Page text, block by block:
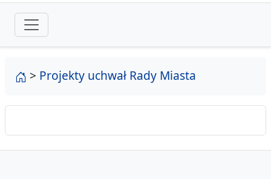
strona główna
> Projekty uchwał Rady Miasta